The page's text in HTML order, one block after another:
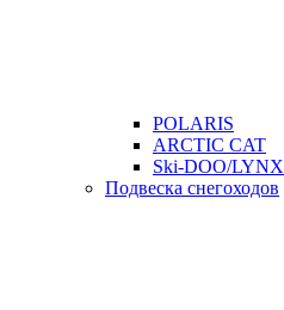
POLARIS
ARCTIC CAT
Ski-DOO/LYNX
Подвеска снегоходов